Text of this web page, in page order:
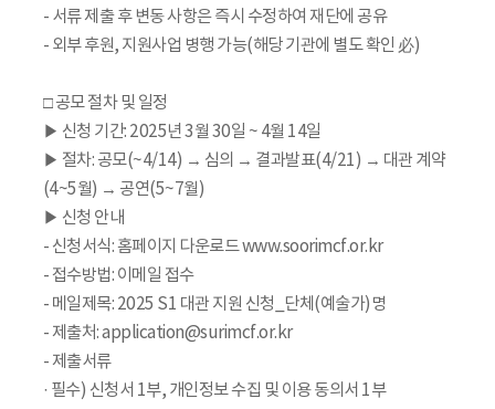
- 서류 제출 후 변동 사항은 즉시 수정하여 재단에 공유
- 외부 후원, 지원사업 병행 가능(해당 기관에 별도 확인 必)
□ 공모 절차 및 일정
▶ 신청 기간: 2025년 3월 30일 ~ 4월 14일
▶ 절차: 공모(~4/14) → 심의 → 결과발표(4/21) → 대관 계약
(4~5월) → 공연(5~7월)
▶ 신청 안내
- 신청서식: 홈페이지 다운로드 www.soorimcf.or.kr
- 접수방법: 이메일 접수
- 메일제목: 2025 S1 대관 지원 신청_단체(예술가)명
- 제출처: application@surimcf.or.kr
- 제출서류
· 필수) 신청서 1부, 개인정보 수집 및 이용 동의서 1부